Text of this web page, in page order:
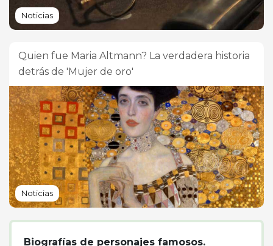
Noticias
Quien fue Maria Altmann? La verdadera historia
detrás de 'Mujer de oro'
Noticias
Biografías de personajes famosos.